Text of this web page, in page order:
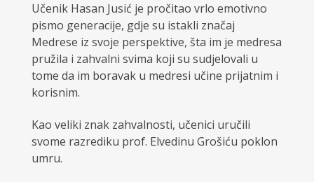
Učenik Hasan Jusić je pročitao vrlo emotivno
pismo generacije, gdje su istakli značaj
Medrese iz svoje perspektive, šta im je medresa
pružila i zahvalni svima koji su sudjelovali u
tome da im boravak u medresi učine prijatnim i
korisnim.
Kao veliki znak zahvalnosti, učenici uručili
svome razrediku prof. Elvedinu Grošiću poklon
umru.